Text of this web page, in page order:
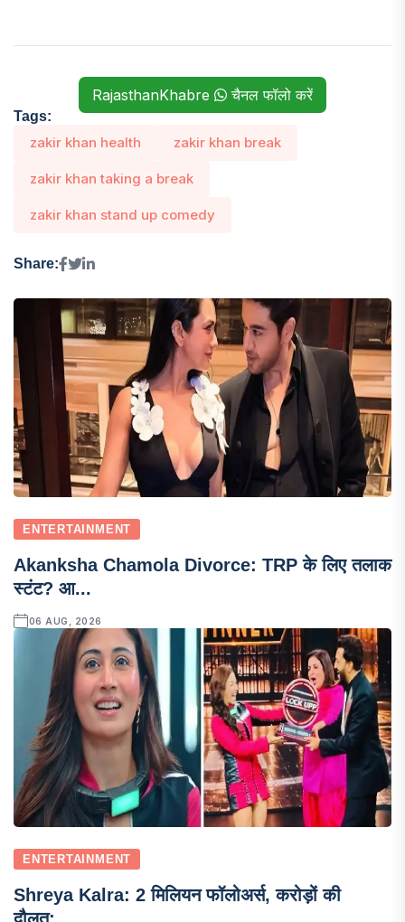
RajasthanKhabre चैनल फॉलो करें
Tags:
zakir khan health zakir khan break
zakir khan taking a break
zakir khan stand up comedy
Share:
ENTERTAINMENT
Akanksha Chamola Divorce: TRP के लिए तलाक
स्टंट? आ...
06 AUG, 2026
ENTERTAINMENT
Shreya Kalra: 2 मिलियन फॉलोअर्स, करोड़ों की